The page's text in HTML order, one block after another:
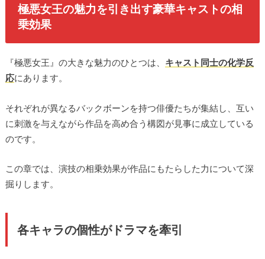
極悪女王の魅力を引き出す豪華キャストの相
乗効果
『極悪女王』の大きな魅力のひとつは、 キャスト同士の化学反
応にあります。
それぞれが異なるバックボーンを持つ俳優たちが集結し、互い
に刺激を与えながら作品を高め合う構図が見事に成立している
のです。
この章では、演技の相乗効果が作品にもたらした力について深
掘りします。
各キャラの個性がドラマを牽引